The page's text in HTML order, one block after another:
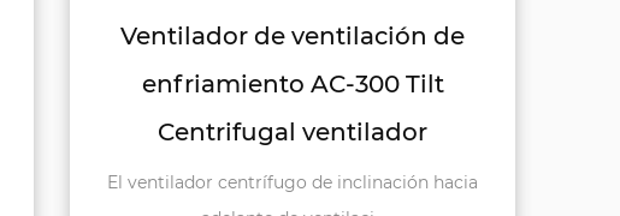
Ventilador de ventilación de
enfriamiento AC-300 Tilt
Centrifugal ventilador
El ventilador centrífugo de inclinación hacia